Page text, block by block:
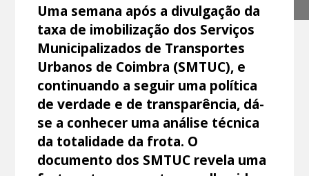
Uma semana após a divulgação da
taxa de imobilização dos Serviços
Municipalizados de Transportes
Urbanos de Coimbra (SMTUC), e
continuando a seguir uma política
de verdade e de transparência, dá-
se a conhecer uma análise técnica
da totalidade da frota. O
documento dos SMTUC revela uma